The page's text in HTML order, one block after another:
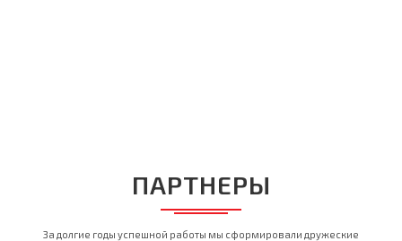
ПАРТНЕРЫ
За долгие годы успешной работы мы сформировали дружеские